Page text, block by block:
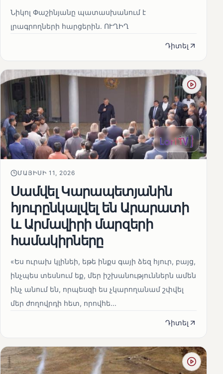
Նիկոլ Փաշինյանը պատասխանում է
լրագրողների հարցերին․ ՈՒՂԻՂ
Դիտել
ՄԱՅԻՍԻ 11, 2026
Սամվել Կարապետյանին
հյուրընկալվել են Արարատի
և Արմավիրի մարզերի
համակիրները
«Ես ուրախ կլինեի, եթե ինքս գայի ձեզ հյուր, բայց,
ինչպես տեսնում եք, մեր իշխանություններն ամեն
ինչ անում են, որպեսզի ես չկարողանամ շփվել
մեր ժողովրդի հետ, որովհե...
Դիտել